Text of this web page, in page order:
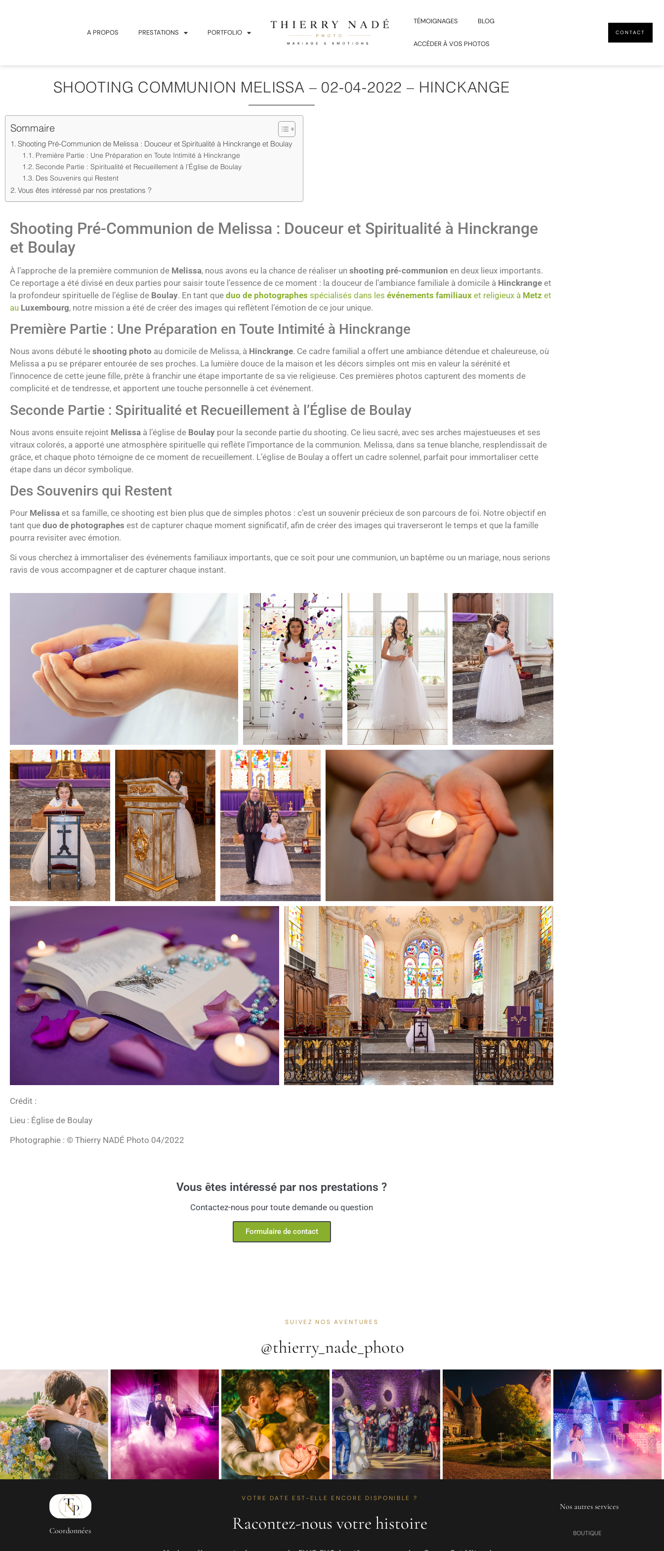
A PROPOS PRESTATIONS PORTFOLIO
TÉMOIGNAGES BLOG
ACCÉDER À VOS PHOTOS
CONTACT
SHOOTING COMMUNION MELISSA – 02-04-2022 – HINCKANGE
Sommaire
Shooting Pré-Communion de Melissa : Douceur et Spiritualité à Hinckrange et Boulay
Première Partie : Une Préparation en Toute Intimité à Hinckrange
Seconde Partie : Spiritualité et Recueillement à l’Église de Boulay
Des Souvenirs qui Restent
Vous êtes intéressé par nos prestations ?
Shooting Pré-Communion de Melissa : Douceur et Spiritualité à Hinckrange
et Boulay
À l’approche de la première communion de Melissa, nous avons eu la chance de réaliser un shooting pré-communion en deux lieux importants.
Ce reportage a été divisé en deux parties pour saisir toute l’essence de ce moment : la douceur de l’ambiance familiale à domicile à Hinckrange et
la profondeur spirituelle de l’église de Boulay. En tant que duo de photographes spécialisés dans les événements familiaux et religieux à Metz et
au Luxembourg, notre mission a été de créer des images qui reflètent l’émotion de ce jour unique.
Première Partie : Une Préparation en Toute Intimité à Hinckrange
Nous avons débuté le shooting photo au domicile de Melissa, à Hinckrange. Ce cadre familial a offert une ambiance détendue et chaleureuse, où
Melissa a pu se préparer entourée de ses proches. La lumière douce de la maison et les décors simples ont mis en valeur la sérénité et
l’innocence de cette jeune fille, prête à franchir une étape importante de sa vie religieuse. Ces premières photos capturent des moments de
complicité et de tendresse, et apportent une touche personnelle à cet événement.
Seconde Partie : Spiritualité et Recueillement à l’Église de Boulay
Nous avons ensuite rejoint Melissa à l’église de Boulay pour la seconde partie du shooting. Ce lieu sacré, avec ses arches majestueuses et ses
vitraux colorés, a apporté une atmosphère spirituelle qui reflète l’importance de la communion. Melissa, dans sa tenue blanche, resplendissait de
grâce, et chaque photo témoigne de ce moment de recueillement. L’église de Boulay a offert un cadre solennel, parfait pour immortaliser cette
étape dans un décor symbolique.
Des Souvenirs qui Restent
Pour Melissa et sa famille, ce shooting est bien plus que de simples photos : c’est un souvenir précieux de son parcours de foi. Notre objectif en
tant que duo de photographes est de capturer chaque moment significatif, afin de créer des images qui traverseront le temps et que la famille
pourra revisiter avec émotion.
Si vous cherchez à immortaliser des événements familiaux importants, que ce soit pour une communion, un baptême ou un mariage, nous serions
ravis de vous accompagner et de capturer chaque instant.
Crédit :
Lieu : Église de Boulay
Photographie : © Thierry NADÉ Photo 04/2022
Vous êtes intéressé par nos prestations ?
Contactez-nous pour toute demande ou question
Formulaire de contact
SUIVEZ NOS AVENTURES
@thierry_nade_photo
Coordonnées
VOTRE DATE EST-ELLE ENCORE DISPONIBLE ?
Racontez-nous votre histoire
Nos autres services
BOUTIQUE